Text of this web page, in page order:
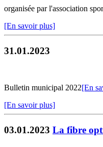
organisée par l'association
[En savoir plus]
31.01.2023
Bulletin municipal 2022[En
[En savoir plus]
03.01.2023 La fibre